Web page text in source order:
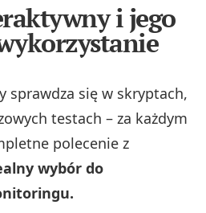
i jego
sprawdza się w skryptach,
testach – za każdym
polecenie z
wybór do